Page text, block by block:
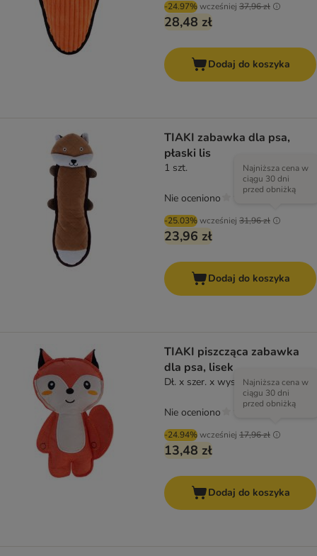
-24.97%wcześniej 37,96 zł
28,48 zł
Dodaj do koszyka
TIAKI zabawka dla psa,
płaski lis
1 szt.
-25.03%wcześniej 31,96 zł
Najniższa cena w
ciągu 30 dni
przed obniżką
23,96 zł
Nie oceniono
Dodaj do koszyka
TIAKI piszcząca zabawka
dla psa, lisek
Dł. x szer. x wys.: 19 x 12 x 4 cm
-24.94%wcześniej 17,96 zł
Najniższa cena w
ciągu 30 dni
przed obniżką
13,48 zł
Nie oceniono
Dodaj do koszyka